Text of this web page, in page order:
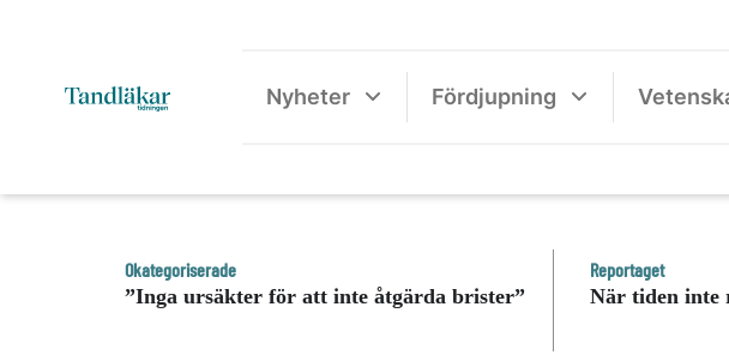
Nyheter Fördjupning
”Inga ursäkter för att inte åtgärda brister”
Okategoriserade
När tiden
Reportaget